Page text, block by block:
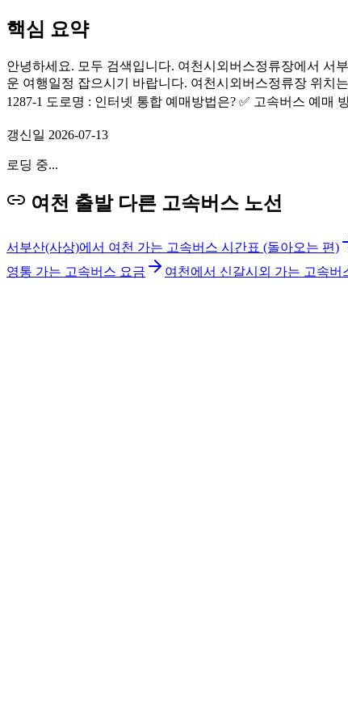
핵심 요약
안녕하세요. 모두 검색입니다. 여천시외버스정류장에서 서
운 여행일정 잡으시기 바랍니다. 여천시외버스정류장 위치
1287-1 도로명 : 인터넷 통합 예매방법은? ✅ 고속버스 예
갱신일 2026-07-13
로딩 중...
여천 출발 다른 고속버스 노선
서부산(사상)에서 여천 가는 고속버스 시간표 (돌아오는 편)
영통 가는 고속버스 요금
여천에서 신갈시외 가는 고속버